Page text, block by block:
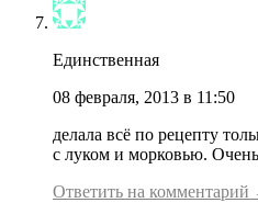
Единственная
08 февраля, 2013 в 11:50
делала всё по рецепту
с луком и морковью.
Ответить на комментарий